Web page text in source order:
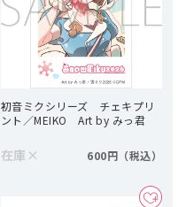
初音ミクシリーズ チェキプリ
ント／MEIKO Art by みっ君
在庫 × 600円